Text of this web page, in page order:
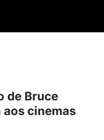
de Bruce
cinemas